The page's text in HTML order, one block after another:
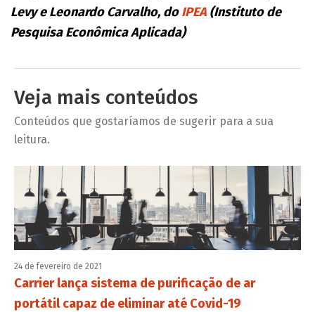
Levy e Leonardo Carvalho, doIPEA (Instituto de
Pesquisa Econômica Aplicada)
Veja mais conteúdos
Conteúdos que gostaríamos de sugerir para a sua
leitura.
24 de fevereiro de 2021
Carrier lança sistema de purificação de ar
portátil capaz de eliminar até Covid-19